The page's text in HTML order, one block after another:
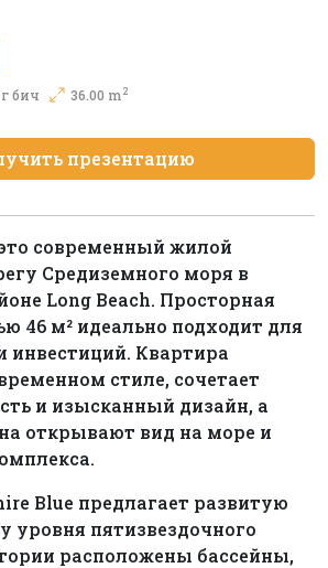
бич 36.00 m2
презентацию
современный жилой
Средиземного моря в
Long Beach. Просторная
46 м² идеально подходит для
инвестиций. Квартира
стиле, сочетает
и изысканный дизайн, а
открывают вид на море и
Blue предлагает развитую
уровня пятизвездочного
расположены бассейны,